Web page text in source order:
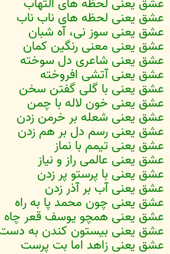
عشق یعنی لحظه های ناب ناب
عشق یعنی سوز نی، آه شبان
عشق یعنی معنی رنگین کمان
عشق یعنی شاعری دل سوخته
عشق یعنی آتشی افروخته
عشق یعنی با گلی گفتن سخن
عشق یعنی خون لاله با چمن
عشق یعنی شعله بر خرمن زدن
عشق یعنی رسم دل بر هم زدن
عشق یعنی تیمم با نماز
عشق یعنی عالمی راز و نیاز
عشق یعنی با پرستو پر زدن
عشق یعنی آب بر آذر زدن
عشق یعنی چون محمد پا به راه
عشق یعنی همچو یوسف قعر چاه
عشق یعنی بیستون کندن به دست
عشق یعنی زاهد اما بت پرست